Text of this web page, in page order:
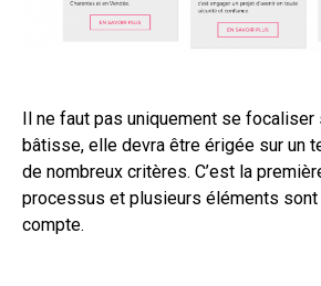
Il ne faut pas uniquement se
bâtisse, elle devra être érigée sur un
de nombreux critères. C’est la
processus et plusieurs éléments sont
compte.